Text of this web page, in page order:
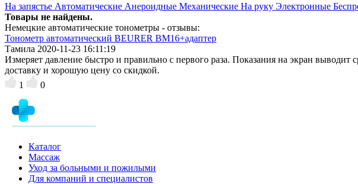
На запястье Автоматические Анероидные Механические На руку Электронные
Товары не найдены.
Немецкие автоматические тонометры - отзывы:
Тонометр автоматический BEURER BM16+адаптер
Тамила 2020-11-23 16:11:19
Измеряет давление быстро и правильно с первого раза. Показания на экран
доставку и хорошую цену со скидкой.
1
0
Каталог
Массаж
Уход за больными и пожилыми
Для компаний и специалистов